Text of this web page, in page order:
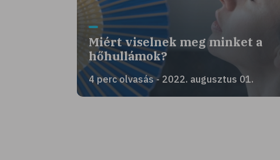
Miért viselnek meg minket a
hőhullámok?
4 perc olvasás - 2022. augusztus 01.